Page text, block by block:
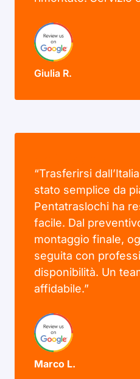
Giulia R.
“Trasferirsi
stato semplice da
Pentatraslochi ha
facile. Dal
montaggio finale,
seguita con
disponibilità. Un
affidabile.”
Marco L.